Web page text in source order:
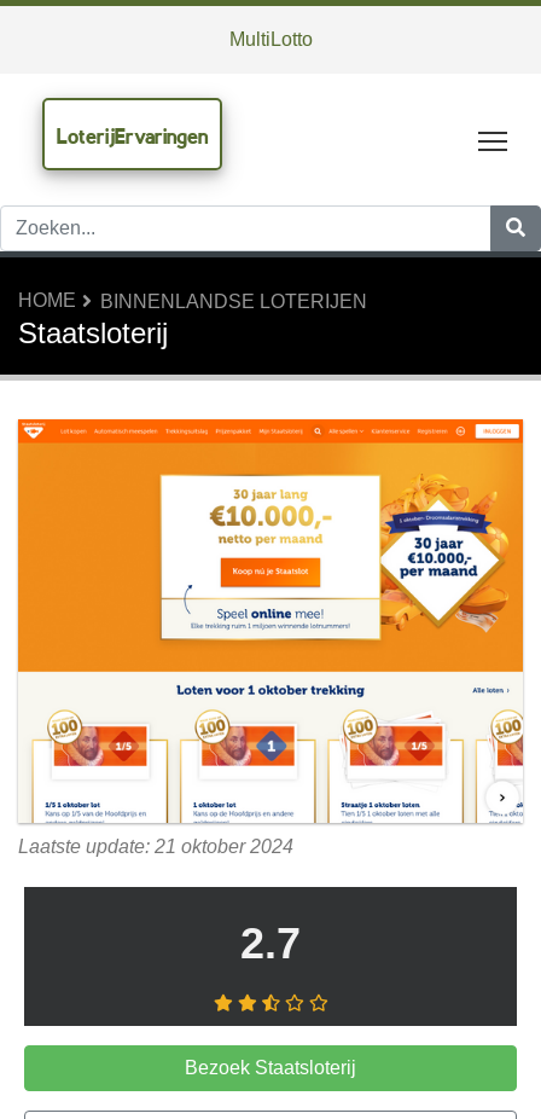
MultiLotto
LoterijErvaringen
HOME BINNENLANDSE LOTERIJEN
Staatsloterij
Laatste update: 21 oktober 2024
2.7
Bezoek Staatsloterij